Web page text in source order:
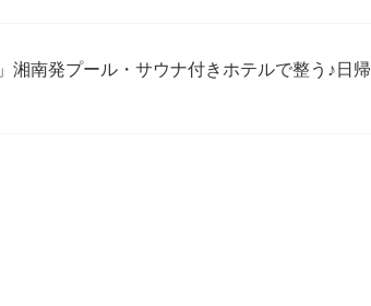
湘南発プール・サウナ付きホテルで整う♪日帰